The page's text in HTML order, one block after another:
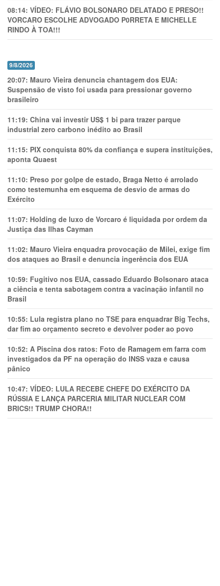
08:14: VÍDEO: FLÁVIO BOLSONARO DELATADO E PRESO!!
VORCARO ESCOLHE ADVOGADO P0RRETA E MICHELLE
RINDO À TOA!!!
9/8/2026
20:07: Mauro Vieira denuncia chantagem dos EUA:
Suspensão de visto foi usada para pressionar governo
brasileiro
11:19: China vai investir US$ 1 bi para trazer parque
industrial zero carbono inédito ao Brasil
11:15: PIX conquista 80% da confiança e supera instituições,
aponta Quaest
11:10: Preso por golpe de estado, Braga Netto é arrolado
como testemunha em esquema de desvio de armas do
Exército
11:07: Holding de luxo de Vorcaro é liquidada por ordem da
Justiça das Ilhas Cayman
11:02: Mauro Vieira enquadra provocação de Milei, exige fim
dos ataques ao Brasil e denuncia ingerência dos EUA
10:59: Fugitivo nos EUA, cassado Eduardo Bolsonaro ataca
a ciência e tenta sabotagem contra a vacinação infantil no
Brasil
10:55: Lula registra plano no TSE para enquadrar Big Techs,
dar fim ao orçamento secreto e devolver poder ao povo
10:52: A Piscina dos ratos: Foto de Ramagem em farra com
investigados da PF na operação do INSS vaza e causa
pânico
10:47: VÍDEO: LULA RECEBE CHEFE DO EXÉRCITO DA
RÚSSIA E LANÇA PARCERIA MILITAR NUCLEAR COM
BRICS!! TRUMP CHORA!!